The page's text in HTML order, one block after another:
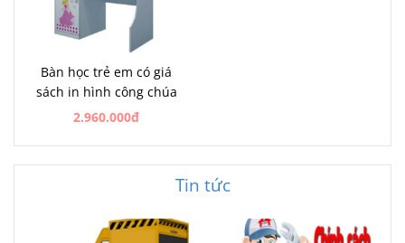
Bàn học trẻ em có giá
sách in hình công chúa
2.960.000đ
Tin tức